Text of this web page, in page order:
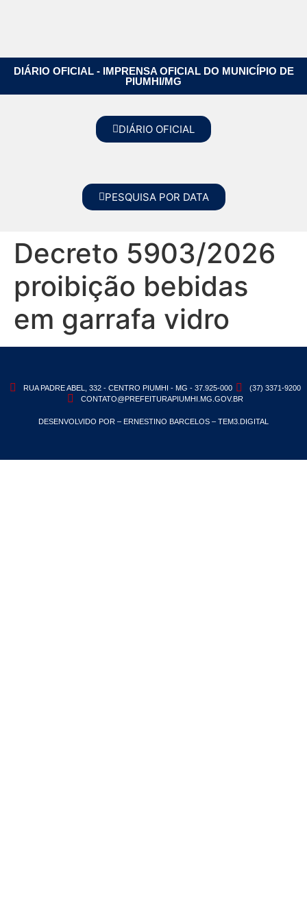
DIÁRIO OFICIAL - IMPRENSA OFICIAL DO MUNICÍPIO DE
PIUMHI/MG
DIÁRIO OFICIAL
PESQUISA POR DATA
Decreto 5903/2026
proibição bebidas
em garrafa vidro
RUA PADRE ABEL, 332 - CENTRO PIUMHI - MG - 37.925-000
(37) 3371-9200
CONTATO@PREFEITURAPIUMHI.MG.GOV.BR
DESENVOLVIDO POR – ERNESTINO BARCELOS – TEM3.DIGITAL